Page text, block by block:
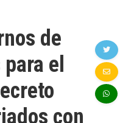
de
el
con